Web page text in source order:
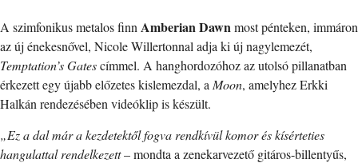
A szimfonikus metalos finn Amberian Dawnmost pénteken, immáron
az új énekesnővel, Nicole Willertonnal adja ki új nagylemezét,
Temptation’s Gatescímmel. A hanghordozóhoz az utolsó pillanatban
érkezett egy újabb előzetes kislemezdal, a Moon, amelyhez Erkki
Halkán rendezésében videóklip is készült.
„Ez a dal már a kezdetektől fogva rendkívül komor és kísérteties
hangulattal rendelkezett– mondta a zenekarvezető gitáros-billentyűs,